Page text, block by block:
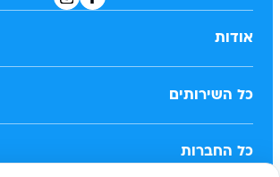
אודות
כל השירותים
כל החברות